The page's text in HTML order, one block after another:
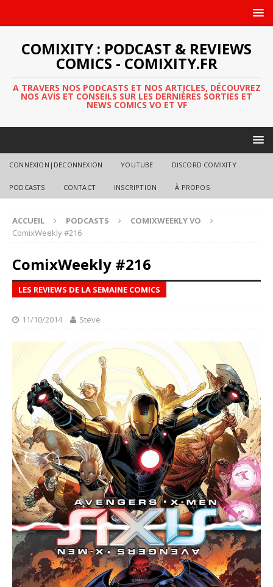
COMIXITY : PODCAST & REVIEWS
COMICS - COMIXITY.FR
A TRAVERS NOS PODCASTS ET NOS ARTICLES, DÉCOUVREZ
NOS AVIS ET CONSEILS SUR LES DERNIÈRES SORTIES ET
NEWS COMICS VO ET VF
CONNEXION|DECONNEXION YOUTUBE DISCORD COMIXITY
PODCASTS CONTACT INSCRIPTION À PROPOS
ACCUEIL PODCASTS
COMIXWEEKLY VO
ComixWeekly #216
ComixWeekly #216
LES REVIEWS DE LA SEMAINE COMICS
11/10/2014 Steve